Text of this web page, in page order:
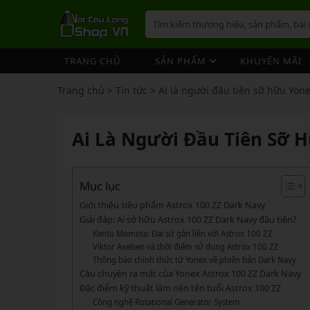
TRANG CHỦ SẢN PHẨM
VỢT CẦU LÔNG
Vợt Cầu Lông Victor
Vợt Cầu Lông Mizuno
Vợt Cầu Lông Hundred
Giày Cầu Lông Mizuno
Giày Cầu Lông Hundred
Xem thêm
PHỤ KIỆN CẦU LÔNG
Cước Cầu Lông
Cuốn Cán Cầu Lông
VỢT PICKLEBALL
Vợt Pickleball Joola
Vợt Pickleball Sypik
Vợt Pickleball Lining
VỢT CẦU LÔNG
VỢT
GIÀY
GIÀY
GIÀY
GIÀY
ÁO CẦU LÔNG
ÁO
ÁO
QUẦN
QUẦN
TÚI/
TÚI/
PHỤ KIỆN CẦU LÔNG
CƯỚC
ỐNG
MÁY ĐAN
PHỤ
VỢT PICKLEBALL
PHỤ KIỆN PICKLE BALL
NÓN
BÓNG
KHUYẾN MÃI
Trang chủ > Tin tức > Ai là người đầu tiên sỡ hữu
Ai Là Người Đầu Tiên Sỡ
Mục lục
Giới thiệu siêu phẩm Astrox 100 ZZ Dark Navy
Giải đáp: Ai sở hữu Astrox 100 ZZ Dark Navy đầu tiên?
Kento Momota: Đại sứ gắn liền với Astrox 100 ZZ
Viktor Axelsen và thời điểm sử dụng Astrox 100 ZZ
Thông báo chính thức từ Yonex về phiên bản Dark Navy
Câu chuyện ra mắt của Yonex Astrox 100 ZZ Dark Navy
Đặc điểm kỹ thuật làm nên tên tuổi Astrox 100 ZZ
Công nghệ Rotational Generator System